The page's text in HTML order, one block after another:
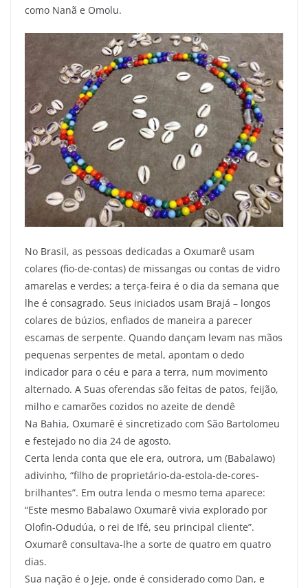
como Nanã e Omolu.
No Brasil, as pessoas dedicadas a Oxumarê usam
colares (fio-de-contas) de missangas ou contas de vidro
amarelas e verdes; a terça-feira é o dia da semana que
lhe é consagrado. Seus iniciados usam Brajá – longos
colares de búzios, enfiados de maneira a parecer
escamas de serpente. Quando dançam levam nas mãos
pequenas serpentes de metal, apontam o dedo
indicador para o céu e para a terra, num movimento
alternado. A Suas oferendas são feitas de patos, feijão,
milho e camarões cozidos no azeite de dendê
Na Bahia, Oxumarê é sincretizado com São Bartolomeu
e festejado no dia 24 de agosto.
Certa lenda conta que ele era, outrora, um (Babalawo)
adivinho, “filho de proprietário-da-estola-de-cores-
brilhantes”. Em outra lenda o mesmo tema aparece:
“Este mesmo Babalawo Oxumarê vivia explorado por
Olofin-Odudúa, o rei de Ifé, seu principal cliente”.
Oxumarê consultava-lhe a sorte de quatro em quatro
dias.
Sua nação é o Jeje, onde é considerado como Dan, e